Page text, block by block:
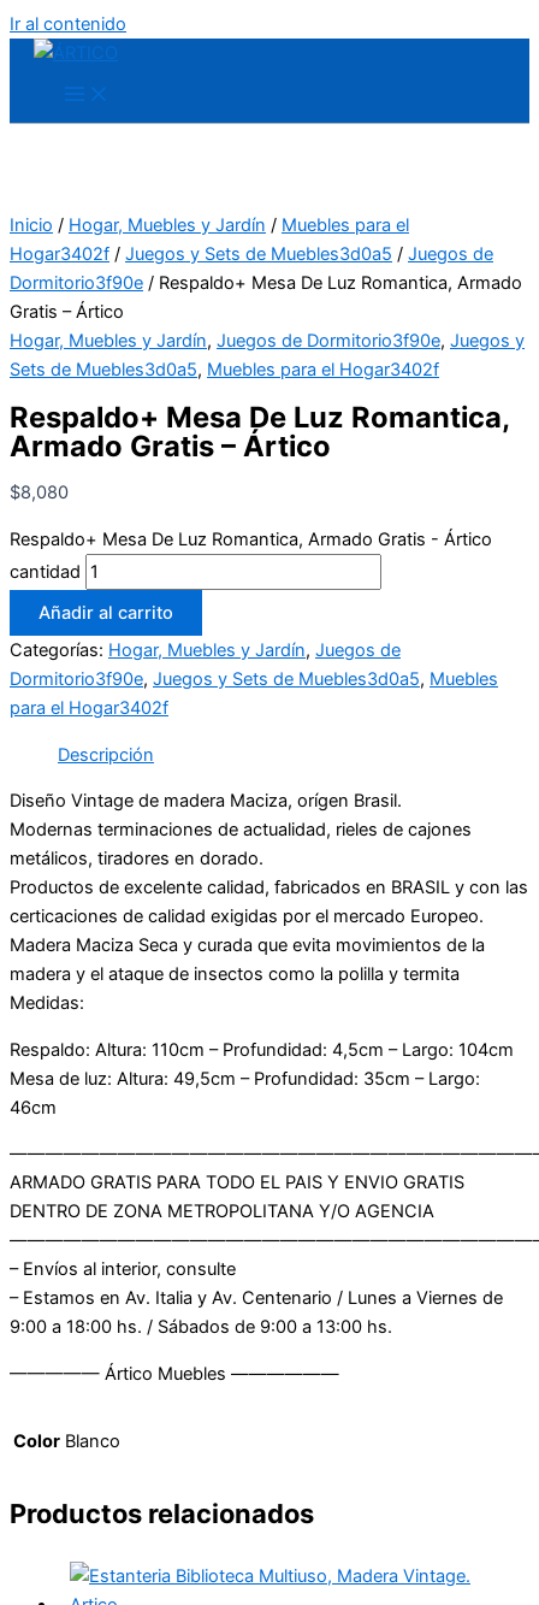
Ir al contenido
Inicio / Hogar, Muebles y Jardín / Muebles para el
Hogar3402f / Juegos y Sets de Muebles3d0a5 / Juegos de
Dormitorio3f90e / Respaldo+ Mesa De Luz Romantica, Armado
Gratis – Ártico
Hogar, Muebles y Jardín, Juegos de Dormitorio3f90e, Juegos y
Sets de Muebles3d0a5, Muebles para el Hogar3402f
Respaldo+ Mesa De Luz Romantica,
Armado Gratis – Ártico
$8,080
Respaldo+ Mesa De Luz Romantica, Armado Gratis - Ártico
cantidad
Añadir al carrito
Categorías: Hogar, Muebles y Jardín, Juegos de
Dormitorio3f90e, Juegos y Sets de Muebles3d0a5, Muebles
para el Hogar3402f
Descripción
Diseño Vintage de madera Maciza, orígen Brasil.
Modernas terminaciones de actualidad, rieles de cajones
metálicos, tiradores en dorado.
Productos de excelente calidad, fabricados en BRASIL y con las
certicaciones de calidad exigidas por el mercado Europeo.
Madera Maciza Seca y curada que evita movimientos de la
madera y el ataque de insectos como la polilla y termita
Medidas:
Respaldo: Altura: 110cm – Profundidad: 4,5cm – Largo: 104cm
Mesa de luz: Altura: 49,5cm – Profundidad: 35cm – Largo:
46cm
ARMADO GRATIS PARA TODO EL PAIS Y ENVIO GRATIS
DENTRO DE ZONA METROPOLITANA Y/O AGENCIA
– Envíos al interior, consulte
– Estamos en Av. Italia y Av. Centenario / Lunes a Viernes de
9:00 a 18:00 hs. / Sábados de 9:00 a 13:00 hs.
————— Ártico Muebles ——————
Color Blanco
Productos relacionados